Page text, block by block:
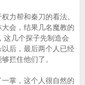
帮和秦刀的看法。
会，结果几名魔教的
这几个探子先制造会
后，最后两个人已经
拦住他们了。
掌，这个人很自然的